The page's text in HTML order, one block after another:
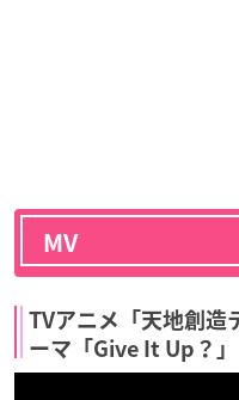
MV
TVアニメ「天地創造
ーマ「Give It Up？」